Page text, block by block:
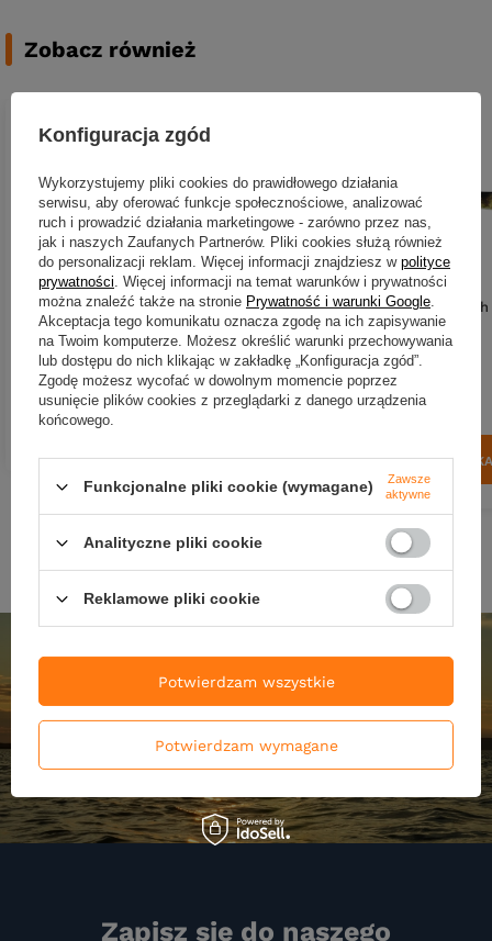
Zobacz również
Zestaw Guma Westin ShadTeez
Slim 18cm | Tiger Perch +
Dozbrojka Vis Vangen
34,01 zł
Kup za: 1098.9 pktpunktów
Więcej opcji
Guma Westin Original Perch
| Real Perch
23,89 zł
Kup za: 788.37pkt
DO
Zapisz się do naszego
Konfiguracja zgód
Wykorzystujemy pliki cookies do prawidłowego działania
serwisu, aby oferować funkcje społecznościowe, analizować
ruch i prowadzić działania marketingowe - zarówno przez nas,
jak i naszych Zaufanych Partnerów. Pliki cookies służą również
do personalizacji reklam. Więcej informacji znajdziesz w polityce
prywatności . Więcej informacji na temat warunków i prywatności
można znaleźć także na stronie Prywatność i warunki Google
Akceptacja tego komunikatu oznacza zgodę na ich zapisywanie
na Twoim komputerze. Możesz określić warunki przechowywania
lub dostępu do nich klikając w zakładkę „Konfiguracja zgód”.
Zgodę możesz wycofać w dowolnym momencie poprzez
usunięcie plików cookies z przeglądarki z danego urządzenia
końcowego.
Funkcjonalne pliki cookie (wymagane)
Zawsze
aktywne
Analityczne pliki cookie
Reklamowe pliki cookie
Potwierdzam wymagane
Potwierdzam wszystkie